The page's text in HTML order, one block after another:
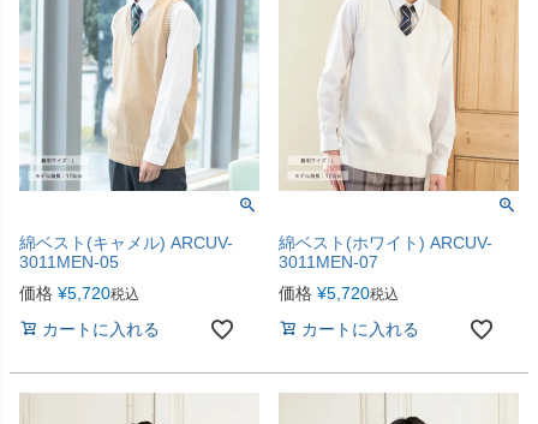
綿ベスト(キャメル) ARCUV-
3011MEN-05
価格 ¥5,720税込
カートに入れる
綿ベスト(ホワイト) ARCUV-
3011MEN-07
価格 ¥5,720税込
カートに入れる